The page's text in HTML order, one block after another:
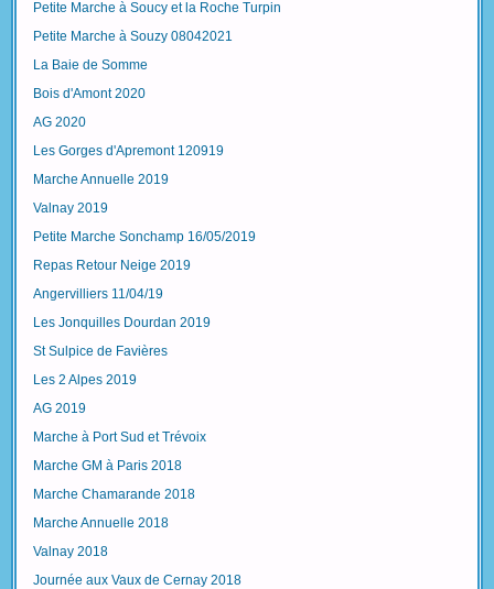
Petite Marche à Soucy et la Roche Turpin
Petite Marche à Souzy 08042021
La Baie de Somme
Bois d'Amont 2020
AG 2020
Les Gorges d'Apremont 120919
Marche Annuelle 2019
Valnay 2019
Petite Marche Sonchamp 16/05/2019
Repas Retour Neige 2019
Angervilliers 11/04/19
Les Jonquilles Dourdan 2019
St Sulpice de Favières
Les 2 Alpes 2019
AG 2019
Marche à Port Sud et Trévoix
Marche GM à Paris 2018
Marche Chamarande 2018
Marche Annuelle 2018
Valnay 2018
Journée aux Vaux de Cernay 2018